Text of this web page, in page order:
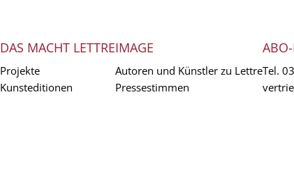
DAS MACHT LETTRE
Projekte
Kunsteditionen
IMAGE
Autoren und Künstler zu Lettre
Pressestimmen
Tel.